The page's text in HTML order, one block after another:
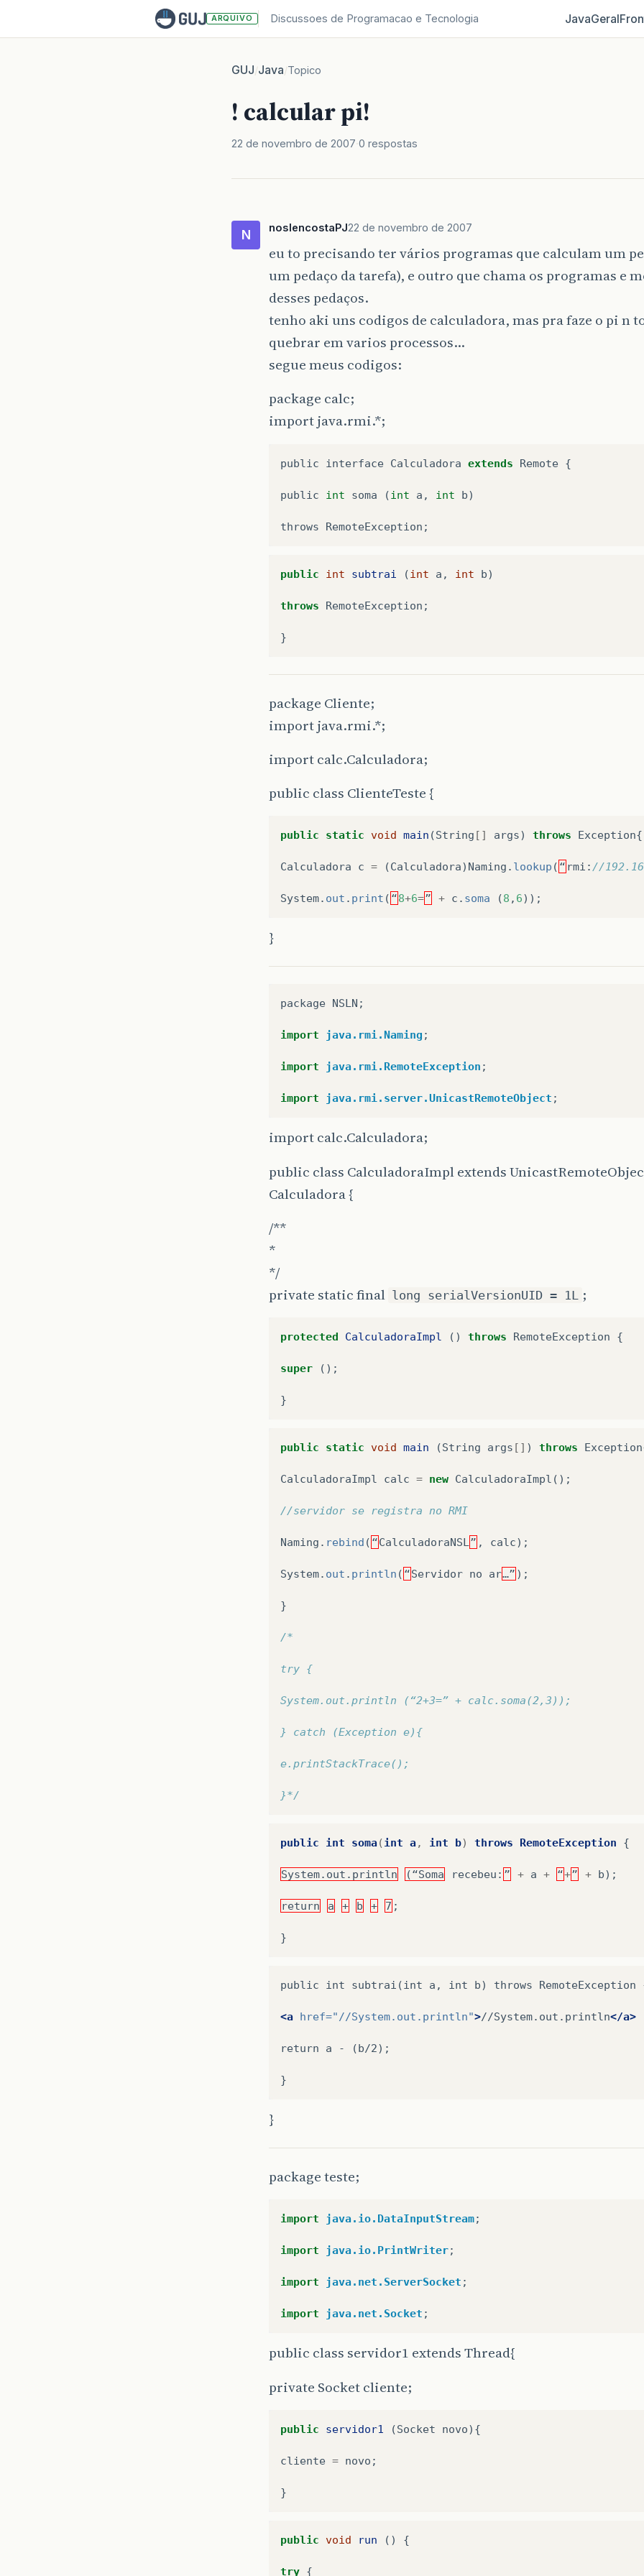
ARQUIVO Discussoes de Programacao e Tecnologia JavaGeral
GUJ/Java/Topico
! calcular pi!
22 de novembro de 2007 0 respostas
N noslencostaPJ22 de novembro de 2007
eu to precisando ter vários programas que calculam um
um pedaço da tarefa), e outro que chama os programas e
desses pedaços.
tenho aki uns codigos de calculadora, mas pra faze o pi n
quebrar em varios processos…
segue meus codigos:
package calc;
import java.rmi.*;
public interface Calculadora extends Remote {
public int soma (int a , int b)
throws RemoteException ;
public int subtrai (int a , int b)
throws RemoteException ;
}
package Cliente;
import java.rmi.*;
import calc.Calculadora;
public class ClienteTeste {
public static void main (String [] args) throws Exception{
Calculadora c = (Calculadora) Naming . lookup ( “ rmi : //
System. out . print ( “8+6=” + c . soma (8 , 6));
}
package NSLN ;
import java.rmi.Naming ;
import java.rmi.RemoteException ;
import java.rmi.server.UnicastRemoteObject ;
import calc.Calculadora;
public class CalculadoraImpl extends
Calculadora {
/**
*
*/
private static final long serialVersionUID = 1L ;
protected CalculadoraImpl () throws RemoteException {
super ();
}
public static void main (String args [] ) throws Exception
CalculadoraImpl calc = new CalculadoraImpl ();
//servidor se registra no RMI
Naming . rebind ( “CalculadoraNSL ” , calc);
System. out . println ( “Servidor no ar…” );
}
/*
try {
System.out.println (“2+3=” + calc.soma(2,3));
} catch (Exception e){
e.printStackTrace();
}*/
public int soma(int a, int b) throws RemoteException {
System.out.println (“Soma recebeu : ” + a + “+” + b);
return a + b + 7 ;
}
public int subtrai(int a, int b) throws RemoteException
<a href="//System.out.println">//System.out.println</a>
return a - (b/2);
}
package teste;
import java.io.DataInputStream;
import java.io.PrintWriter;
import java.net.ServerSocket ;
import java.net.Socket ;
public class servidor1 extends Thread{
private Socket cliente;
public servidor1 (Socket novo){
cliente = novo ;
}
public void run () {
try {